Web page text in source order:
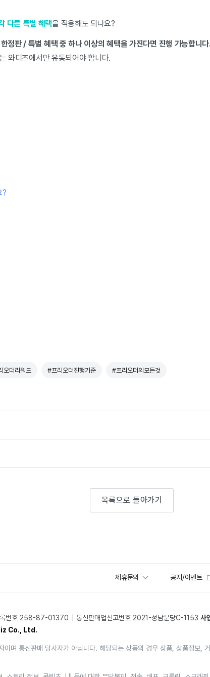
다른 특별 혜택을 적용해도 되나요?
정판 / 특별 혜택 중 하나 이상의 혜택을 가진다면 진행 가능합니
와디즈에서만 유통되어야 합니다.
?
오더리워드 #프리오더진행기준 #프리오더의모든것
목록으로 돌아가기
제휴문의 공지/이벤트
록번호 258-87-01370 통신판매업신고번호 2021-성남분당C-1153 사
Co., Ltd.
이며 통신판매 당사자가 아닙니다. 해당되는 상품의 경우 상품, 상품정보,